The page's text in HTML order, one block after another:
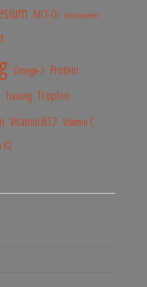
MCT-Öl Mitochondrien
Omega-3 Protein
Training Tropfen
Vitamin B12 Vitamin C
K2